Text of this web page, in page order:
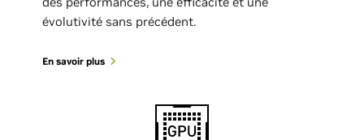
évolutivité sans précédent.
En savoir plus